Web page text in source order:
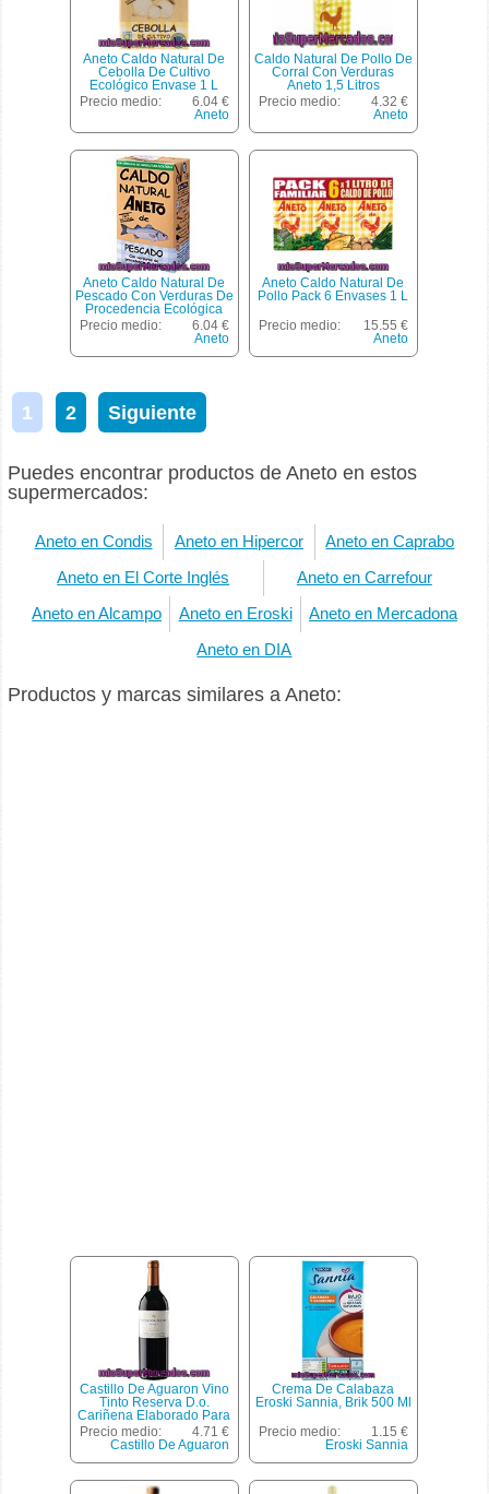
Aneto Caldo Natural De
Cebolla De Cultivo
Ecológico Envase 1 L
Precio medio:
6.04 €
Aneto
Caldo Natural De Pollo De
Corral Con Verduras
Aneto 1,5 Litros
Precio medio:
4.32 €
Aneto
Aneto Caldo Natural De
Pescado Con Verduras De
Procedencia Ecológica
Envase 1 L
Precio medio:
6.04 €
Aneto
Aneto Caldo Natural De
Pollo Pack 6 Envases 1 L
Precio medio:
15.55 €
Aneto
1 2 Siguiente
Puedes encontrar productos de Aneto en estos
supermercados:
Aneto en Condis Aneto en Hipercor Aneto en Caprabo
Aneto en El Corte Inglés Aneto en Carrefour
Aneto en Alcampo Aneto en Eroski Aneto en Mercadona
Aneto en DIA
Productos y marcas similares a Aneto:
Castillo De Aguaron Vino
Tinto Reserva D.o.
Cariñena Elaborado Para
Grupo El Corte Inglés
Botella 75 Cl
Precio medio:
4.71 €
Castillo De Aguaron
Crema De Calabaza
Eroski Sannia, Brik 500 Ml
Precio medio:
1.15 €
Eroski Sannia